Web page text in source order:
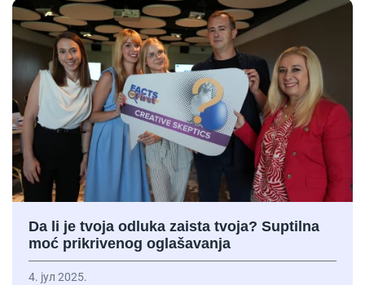
Da li je tvoja odluka zaista tvoja? Suptilna
moć prikrivenog oglašavanja
4. јул 2025.